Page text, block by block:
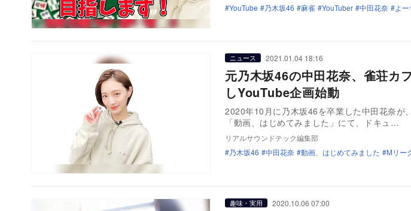
YouTube
乃木坂46 麻雀 YouTuber 中田花奈 よ
ニュース 2021.01.04 18:16
元乃木坂46の中田花奈、雀荘カ
しYouTube企画始動
2020年10月に乃木坂46を卒業した中田花奈が
「動画、はじめてみました」にて、ドキュ…
リアルサウンドテック編集部
乃木坂46
中田花奈 動画、はじめてみました Mリー
趣味・実用 2020.10.06 07:00